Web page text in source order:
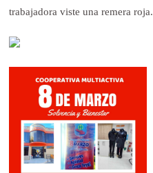
trabajadora viste una remera roja.